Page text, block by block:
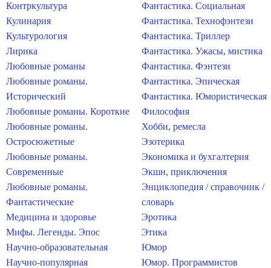
Контркультура
Кулинария
Культурология
Лирика
Любовные романы
Любовные романы.
Исторический
Любовные романы. Короткие
Любовные романы.
Остросюжетные
Любовные романы.
Современные
Любовные романы.
Фантастические
Медицина и здоровье
Мифы. Легенды. Эпос
Научно-образовательная
Научно-популярная
Фантастика. Социальная
Фантастика. Технофэнтези
Фантастика. Триллер
Фантастика. Ужасы, мистика
Фантастика. Фэнтези
Фантастика. Эпическая
Фантастика. Юмористическая
Философия
Хобби, ремесла
Эзотерика
Экономика и бухгалтерия
Экшн, приключения
Энциклопедия / справочник /
словарь
Эротика
Этика
Юмор
Юмор. Программистов